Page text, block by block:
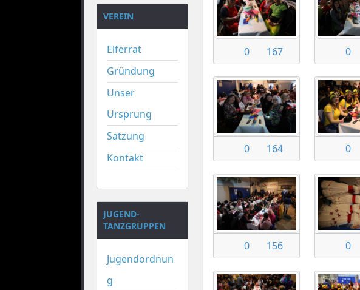
VEREIN
Elferrat
Gründung
Unser
Ursprung
Satzung
Kontakt
JUGEND-
TANZGRUPPEN
Jugendordnun
g
0 167 0
0 164 0
0 156 0